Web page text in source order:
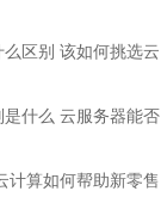
区别 该如何挑选云
什么 云服务器能否
计算如何帮助新零售